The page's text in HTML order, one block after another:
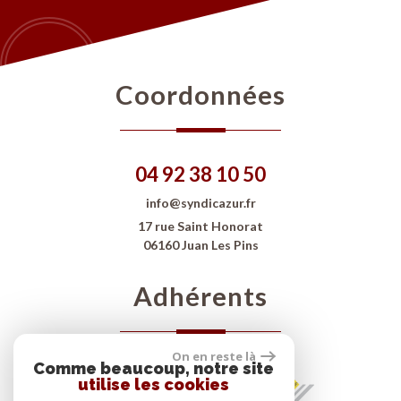
Coordonnées
04 92 38 10 50
info@syndicazur.fr
17 rue Saint Honorat
06160 Juan Les Pins
Adhérents
On en reste là
Comme beaucoup, notre site
utilise les cookies